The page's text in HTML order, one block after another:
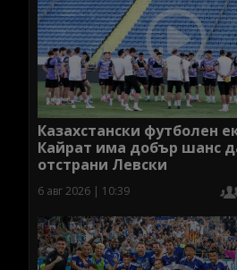
Казахстански футболен
Кайрат има добър шанс
отстрани Левски
6 авг 2026 | 10:39